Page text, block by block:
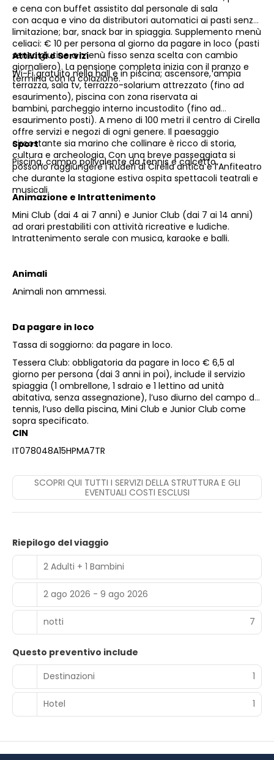
e cena con buffet assistito dal personale di sala
con acqua e vino da distributori automatici ai pasti senza
limitazione; bar, snack bar in spiaggia. Supplemento menù
celiaci: € 10 per persona al giorno da pagare in loco (pasti
senza glutine a menù fisso senza scelta con cambio
giornaliero). La pensione completa inizia con il pranzo e
termina con la colazione.
Attività e Servizi
Wi-Fi gratuito nella hall e in piscina; ascensore, ampia
terrazza, sala tv, terrazzo-solarium attrezzato (fino ad
esaurimento), piscina con zona riservata ai
bambini, parcheggio interno incustodito (fino ad
esaurimento posti). A meno di 100 metri il centro di Cirella
offre servizi e negozi di ogni genere. Il paesaggio
circostante sia marino che collinare è ricco di storia,
cultura e archeologia. Con una breve passeggiata si
possono raggiungere i Ruderi di Cirella antica e l’Anfiteatro
che durante la stagione estiva ospita spettacoli teatrali e
musicali.
Sport
Piscina, campo polivalente da tennis e calcetto.
Animazione e Intrattenimento
Mini Club (dai 4 ai 7 anni) e Junior Club (dai 7 ai 14 anni)
ad orari prestabiliti con attività ricreative e ludiche.
Intrattenimento serale con musica, karaoke e balli.
Animali
Animali non ammessi.
Da pagare in loco
Tassa di soggiorno: da pagare in loco.
Tessera Club: obbligatoria da pagare in loco € 6,5 al
giorno per persona (dai 3 anni in poi), include il servizio
spiaggia (1 ombrellone, 1 sdraio e 1 lettino ad unità
abitativa, senza assegnazione), l’uso diurno del campo da
tennis, l’uso della piscina, Mini Club e Junior Club come
sopra specificato.
CIN
IT078048A15HPMA7TR
SCOPRI QUI TUTTI I SERVIZI DELLA STRUTTURA E GLI
EVENTUALI COSTI ESCLUSI
Riepilogo del viaggio
2 Adulti + 1 Bambini
2 ago 2026 - 9 ago 2026
notti 7
Questo preventivo include
Destinazioni
1
Hotel 1